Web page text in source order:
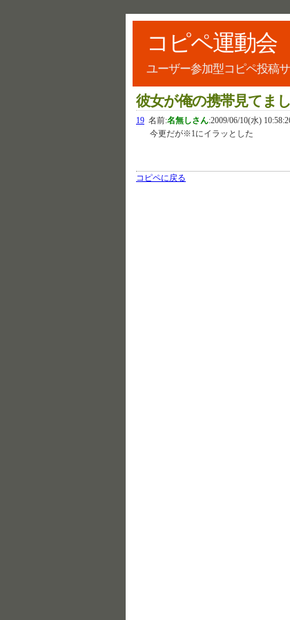
コピペ運動会
ユーザー参加型コピペ投稿
彼女が俺の携帯見てま
19 名前:名無しさん:2009/06/10(水)
今更だが※1にイラッとした
コピペに戻る